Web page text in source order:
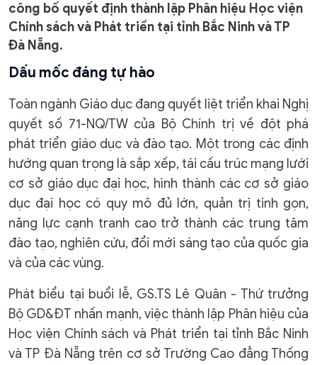
công bố quyết định thành lập Phân hiệu Học viện
Chính sách và Phát triển tại tỉnh Bắc Ninh và TP
Đà Nẵng.
Dấu mốc đáng tự hào
Toàn ngành Giáo dục đang quyết liệt triển khai Nghị
quyết số 71-NQ/TW của Bộ Chính trị về đột phá
phát triển giáo dục và đào tạo. Một trong các định
hướng quan trọng là sắp xếp, tái cấu trúc mạng lưới
cơ sở giáo dục đại học, hình thành các cơ sở giáo
dục đại học có quy mô đủ lớn, quản trị tinh gọn,
năng lực cạnh tranh cao trở thành các trung tâm
đào tạo, nghiên cứu, đổi mới sáng tạo của quốc gia
và của các vùng.
Phát biểu tại buổi lễ, GS.TS Lê Quân - Thứ trưởng
Bộ GD&ĐT nhấn mạnh, việc thành lập Phân hiệu của
Học viện Chính sách và Phát triển tại tỉnh Bắc Ninh
và TP Đà Nẵng trên cơ sở Trường Cao đẳng Thống